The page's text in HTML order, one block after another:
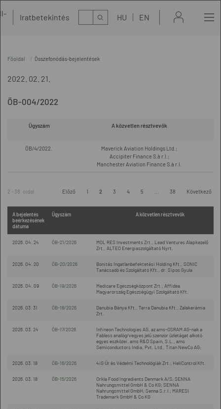
Iratbetekintés Kereső HU EN
Főoldal Összefonódás-bejelentések
2022. 02. 21.
ÖB-004/2022
Ügyszám A közvetlen résztvevők
ÖB/4/2022.
Maverick Aviation Holdings Ltd.;
Accipiter Finance S.à r.l.;
Manchester Aviation Finance S.à r.l.
2 - 38. oldal Előző 1 2 3 4 5 38 Következő
A bejelentés
beérkezésének
dátuma
Ügyszám A közvetlen résztvevők
2026. 04. 24 ÖB-21/2026
MOL RES Investments Zrt., Lead Ventures Alapkezelő
Zrt., ALTEO Energiaszolgáltató Nyrt.
2026. 04. 20 ÖB-20/2026
Bonitás Ingatlanbefektetési Holding Kft., SONIC
Tanácsadó és Szolgáltató Kft., dr. Sipos Gyula
2026. 04. 09 ÖB-19/2026
Medicare Egészségközpont Zrt., Affidea
Magyarország Egészségügyi Szolgáltató Kft.
2026. 03. 31 ÖB-18/2026
Danubia Bánya Kft., Terra Danubia Kft., Zalakerámia
Zrt.
2026. 03. 24 ÖB-17/2026
Infineon Technologies AG, az ams-OSRAM AG-nak a
Fabless analóg/vegyes jelű szenzor üzletágat alkotó
egyes eszközei, ams R&D Spain, S.L., ams
Semiconductors India, Pvt. Ltd., Titan NewCo AG;
2026. 03. 18 ÖB-16/2026 4iG Űr és Védelmi Technológiák Zrt.; HeliControl Kft.
2026. 03. 18 ÖB-15/2026
Orkla Food Ingredients Denmark A/S; SENNA
Nahrungsmittel GmbH & Co KG; SENNA
Nahrungsmittel GmbH; Senna S.r.l.; MARESI
Trademark GmbH & Co KG